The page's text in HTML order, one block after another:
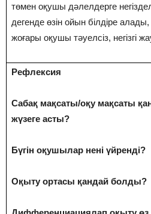
төмен оқушы дәлелдерге
дегенде өзін ойын білдіре алады,
жоғары оқушы тәуелсіз, негізгі
Рефлексия
Сабақ мақсаты/оқу мақсаты
жүзеге асты?
Бүгін оқушылар нені үйренді?
Оқыту ортасы қандай болды?